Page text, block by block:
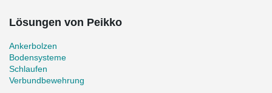
Lösungen von Peikko
Ankerbolzen
Bodensysteme
Schlaufen
Verbundbewehrung